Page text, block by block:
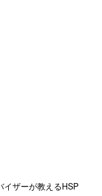
イザーが教えるHSP